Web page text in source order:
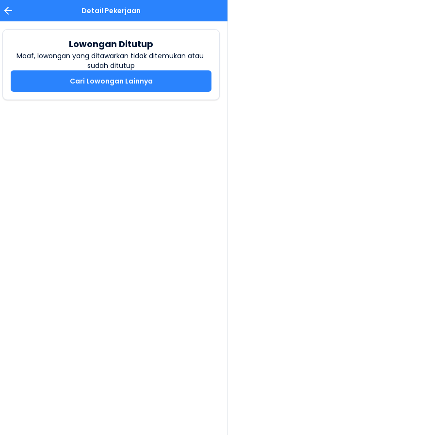
Detail Pekerjaan
Lowongan Ditutup
Maaf, lowongan yang ditawarkan tidak ditemukan atau
sudah ditutup
Cari Lowongan Lainnya